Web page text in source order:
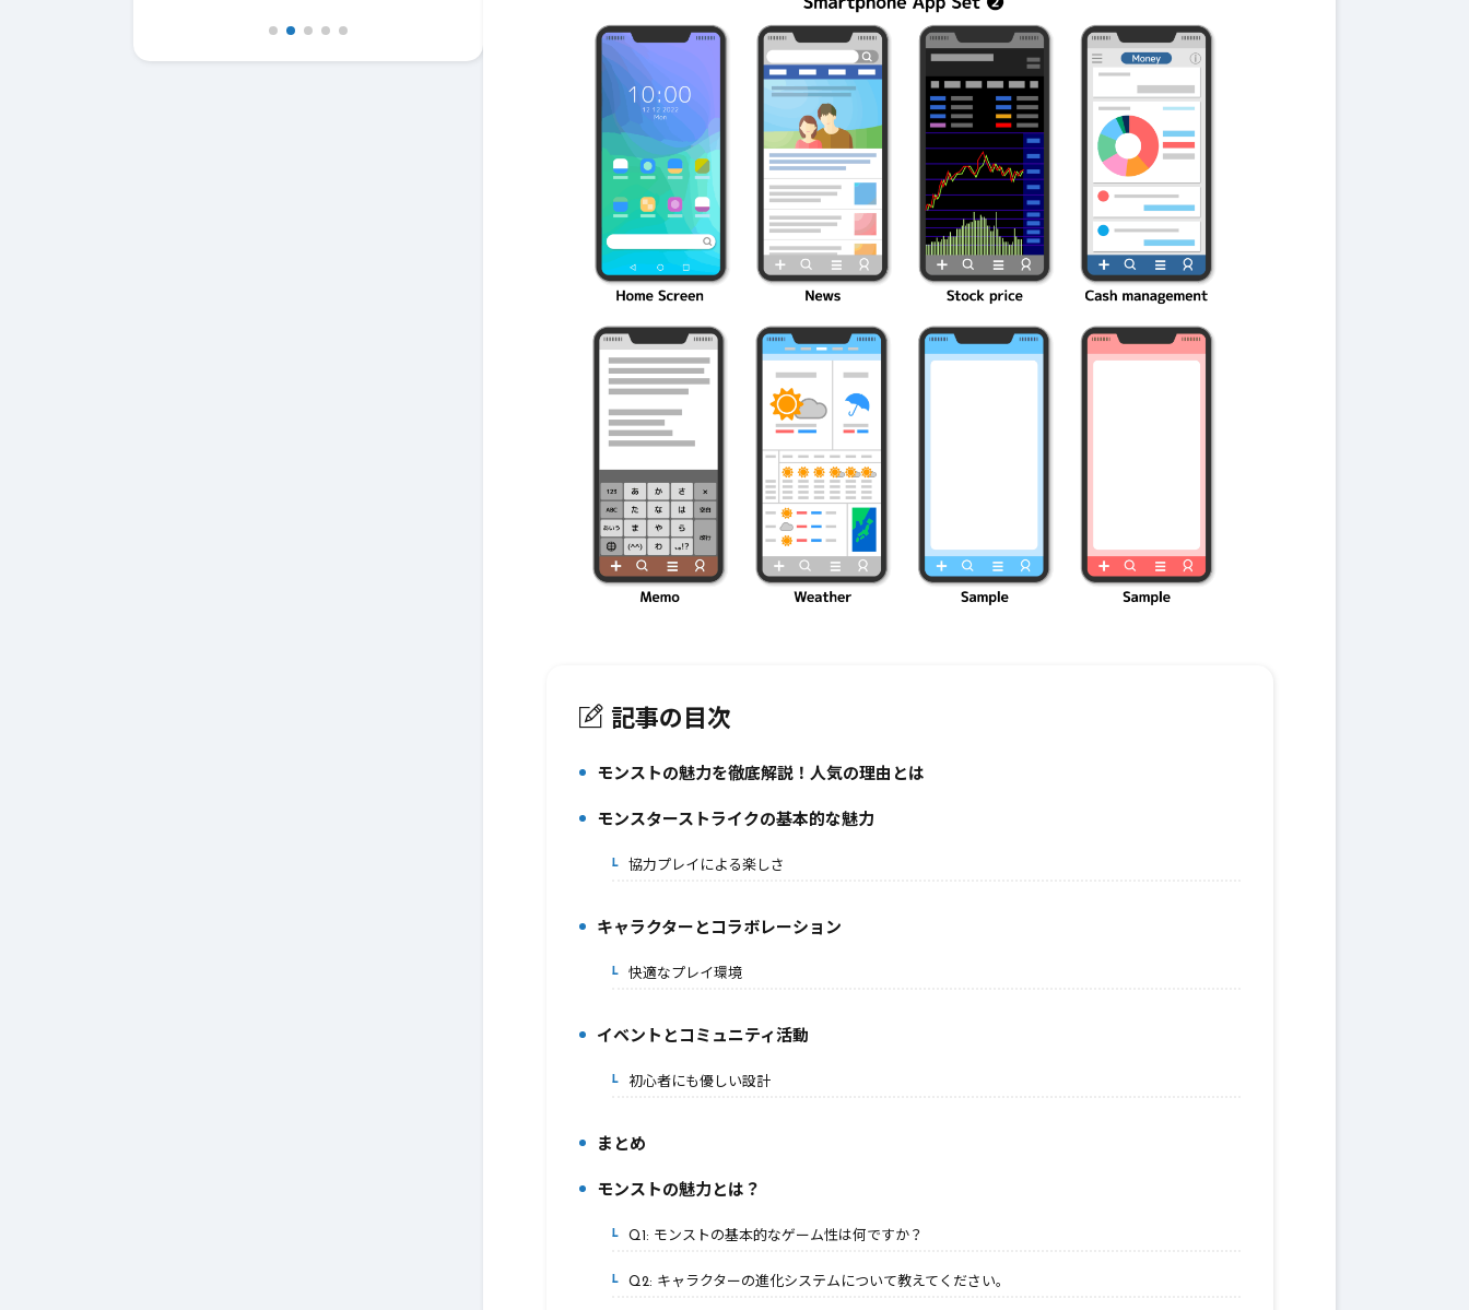
記事の目次
モンストの魅力を徹底解説！人気の理由とは
モンスターストライクの基本的な魅力
2-1.協力プレイによる楽しさ
キャラクターとコラボレーション
3-1.快適なプレイ環境
イベントとコミュニティ活動
4-1.初心者にも優しい設計
まとめ
モンストの魅力とは？
6-1.Q1: モンストの基本的なゲーム性は何ですか？
6-2.Q2: キャラクターの進化システムについて教えてください。